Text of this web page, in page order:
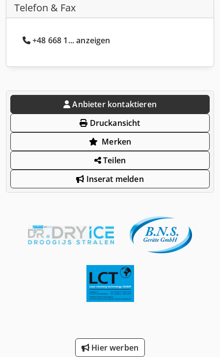
Telefon & Fax
+48 668 1... anzeigen
Anbieter kontaktieren
Druckansicht
Merken
Teilen
Inserat melden
Hier werben